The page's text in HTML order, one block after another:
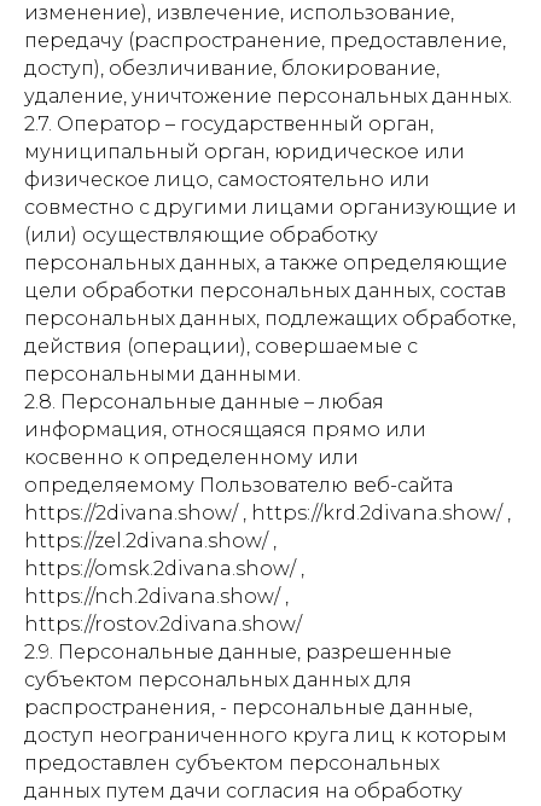
изменение), извлечение, использование,
передачу (распространение, предоставление,
доступ), обезличивание, блокирование,
удаление, уничтожение персональных данных.
2.7. Оператор – государственный орган,
муниципальный орган, юридическое или
физическое лицо, самостоятельно или
совместно с другими лицами организующие и
(или) осуществляющие обработку
персональных данных, а также определяющие
цели обработки персональных данных, состав
персональных данных, подлежащих обработке,
действия (операции), совершаемые с
персональными данными.
2.8. Персональные данные – любая
информация, относящаяся прямо или
косвенно к определенному или
определяемому Пользователю веб-сайта
https://2divana.show/ , https://krd.2divana.show/ ,
https://zel.2divana.show/ ,
https://omsk.2divana.show/ ,
https://nch.2divana.show/ ,
https://rostov.2divana.show/
2.9. Персональные данные, разрешенные
субъектом персональных данных для
распространения, - персональные данные,
доступ неограниченного круга лиц к которым
предоставлен субъектом персональных
данных путем дачи согласия на обработку